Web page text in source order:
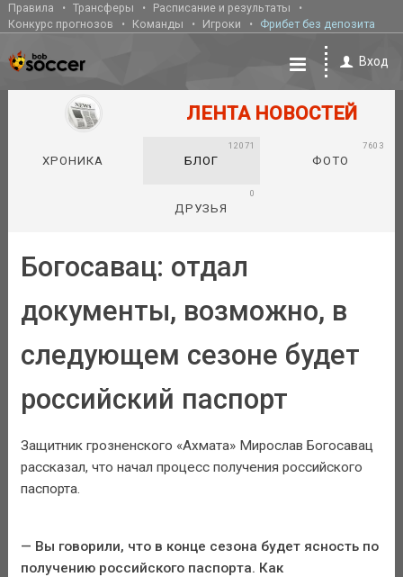
Правила Трансферы
Расписание и результаты
Конкурс прогнозов
Команды Игроки Фрибет без депозита
Вход
ЛЕНТА НОВОСТЕЙ
ХРОНИКА БЛОГ
12071
ФОТО
7603
ДРУЗЬЯ
0
Богосавац: отдал
документы, возможно, в
следующем сезоне будет
российский паспорт
Защитник грозненского «Ахмата» Мирослав Богосавац
рассказал, что начал процесс получения российского
паспорта.
— Вы говорили, что в конце сезона будет ясность по
получению российского паспорта. Как